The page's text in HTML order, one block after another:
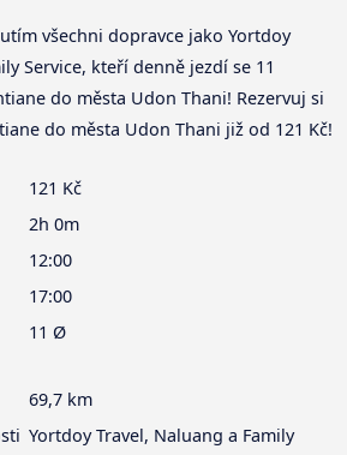
všechni dopravce jako Yortdoy
Service, kteří denně jezdí se 11
do města Udon Thani! Rezervuj si
do města Udon Thani již od 121 Kč!
121 Kč
2h 0m
12:00
17:00
11 Ø
69,7 km
Yortdoy Travel, Naluang a Family